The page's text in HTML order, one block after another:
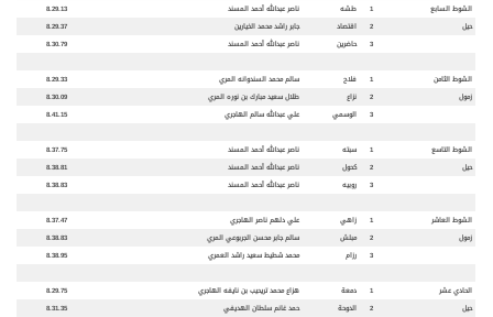
الشوط السابع 1 طشه ناصر عبدالله أحمد المسند
8.29.13
حيل
2 اقتصاد جابر راشد محمد الخيارين
8.29.37
3
حاضرين ناصر عبدالله أحمد المسند 8.30.79
الشوط الثامن 1 فلاح سالم محمد السندوانه المري
8.29.33
زمول
2 نزاع طلال سعيد مبارك بن نوره المري
8.30.09
3
الوسمي علي عبدالله سالم الهاجري 8.41.15
الشوط التاسع 1 سبته ناصر عبدالله أحمد المسند
8.37.75
حيل
2 كحول ناصر عبدالله أحمد المسند
8.38.81
3
روبيه ناصر عبدالله أحمد المسند 8.38.83
الشوط العاشر 1 زاهي علي دلهم ناصر الهاجري
8.37.47
زمول
2 مبلش سالم جابر محسن الجربوعي المري
8.38.83
3
رزام محمد شطيط سعيد راشد العمري 8.38.95
الحادي عشر 1 دمعة هزاع محمد تريحيب بن نايفه الهاجري
8.29.75
حيل
2 الدوحة حمد غانم سلطان الهديفي
8.31.35